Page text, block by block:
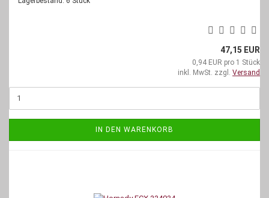
47,15 EUR
0,94 EUR pro 1 Stück
inkl. MwSt. zzgl. Versand
IN DEN WARENKORB